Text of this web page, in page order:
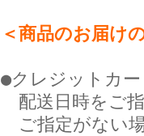
＜商品のお届け
●クレジットカ
配送日時をご
ご指定がない